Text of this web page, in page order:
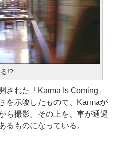
!?
れた「Karma Is Coming」
を示唆したもので、Karmaが
ら撮影。その上を、車が通過
るものになっている。